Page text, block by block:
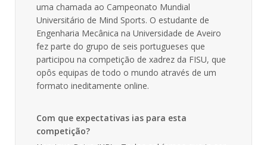
uma chamada ao Campeonato Mundial
Universitário de Mind Sports. O estudante de
Engenharia Mecânica na Universidade de Aveiro
fez parte do grupo de seis portugueses que
participou na competição de xadrez da FISU, que
opôs equipas de todo o mundo através de um
formato ineditamente online.
Com que expectativas ias para esta
competição?